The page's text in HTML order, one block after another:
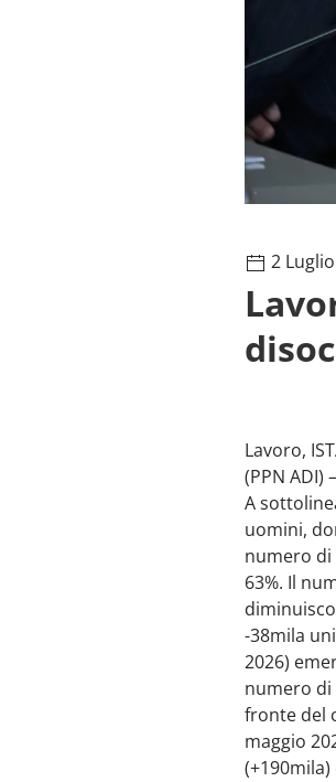
2
Lavoro,
(PPN
A
uomini,
numero di
63%. Il
-38mila
2026)
numero di
fronte del
maggio